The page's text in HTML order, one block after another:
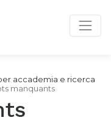
accademia e ricerca
manquants